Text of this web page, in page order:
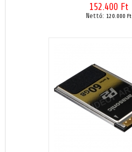
152.400 Ft
Nettó: 120.000 Ft